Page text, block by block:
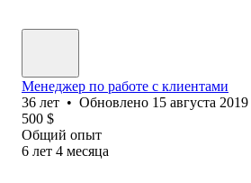
Менеджер по работе с клиентами
36 лет • Обновлено 15 августа 2019
500 $
Общий опыт
6 лет 4 месяца